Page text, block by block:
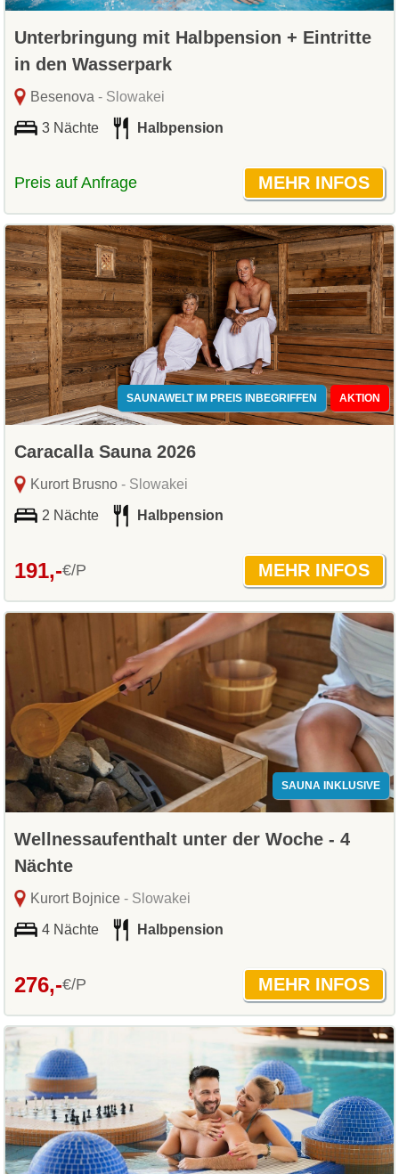
Unterbringung mit Halbpension + Eintritte
in den Wasserpark
Besenova - Slowakei
3 Nächte Halbpension
Preis auf Anfrage
SAUNAWELT IM PREIS INBEGRIFFEN AKTION
Caracalla Sauna 2026
Kurort Brusno- Slowakei
2 Nächte Halbpension
191,-€/P
SAUNA INKLUSIVE
Wellnessaufenthalt unter der Woche - 4
Nächte
Kurort Bojnice- Slowakei
4 Nächte Halbpension
276,-€/P